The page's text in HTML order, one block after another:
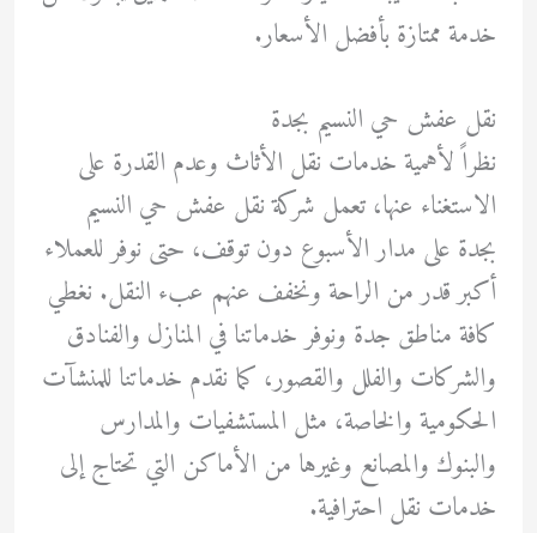
خدمة ممتازة بأفضل الأسعار.
نقل عفش حي النسيم بجدة
نظراً لأهمية خدمات نقل الأثاث وعدم القدرة على
الاستغناء عنها، تعمل شركة نقل عفش حي النسيم
بجدة على مدار الأسبوع دون توقف، حتى نوفر للعملاء
أكبر قدر من الراحة ونخفف عنهم عبء النقل. نغطي
كافة مناطق جدة ونوفر خدماتنا في المنازل والفنادق
والشركات والفلل والقصور، كما نقدم خدماتنا للمنشآت
الحكومية والخاصة، مثل المستشفيات والمدارس
والبنوك والمصانع وغيرها من الأماكن التي تحتاج إلى
خدمات نقل احترافية.